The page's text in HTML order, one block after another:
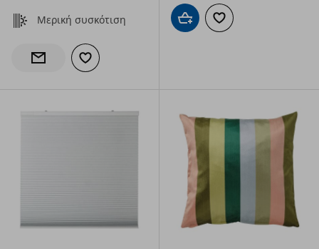
Μερική συσκότιση
Ενημέρωση διαθεσιμότητας
Προσθήκη στα αγαπημένα
Προσθήκη στο καλάθι
Προσθήκη στα